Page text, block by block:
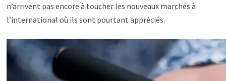
n’arrivent pas encore à toucher les nouveaux marchés à
l’international où ils sont pourtant appréciés.